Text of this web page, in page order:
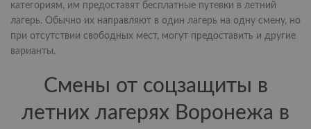
категориям, им предоставят бесплатные путевки в летний
лагерь. Обычно их направляют в один лагерь на одну смену, но
при отсутствии свободных мест, могут предоставить и другие
варианты.
Смены от соцзащиты в
летних лагерях Воронежа в